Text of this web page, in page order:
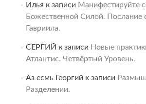
Илья к записи Манифестируйте
Божественной Силой. Послание
Гавриила.
СЕРГИЙ к записи Новые
Атлантис. Четвёртый Уровень.
Аз есмь Георгий к записи
Разделении.